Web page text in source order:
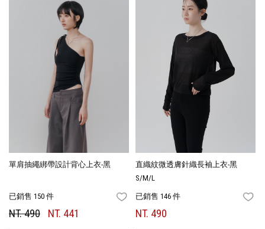
單肩抽繩綁帶設計背心上衣-黑
已銷售 150 件 FAVORITES
NT. 490 NT. 441
直織紋微透膚針織長袖上衣-黑
S/M/L
已銷售 146 件
NT. 490